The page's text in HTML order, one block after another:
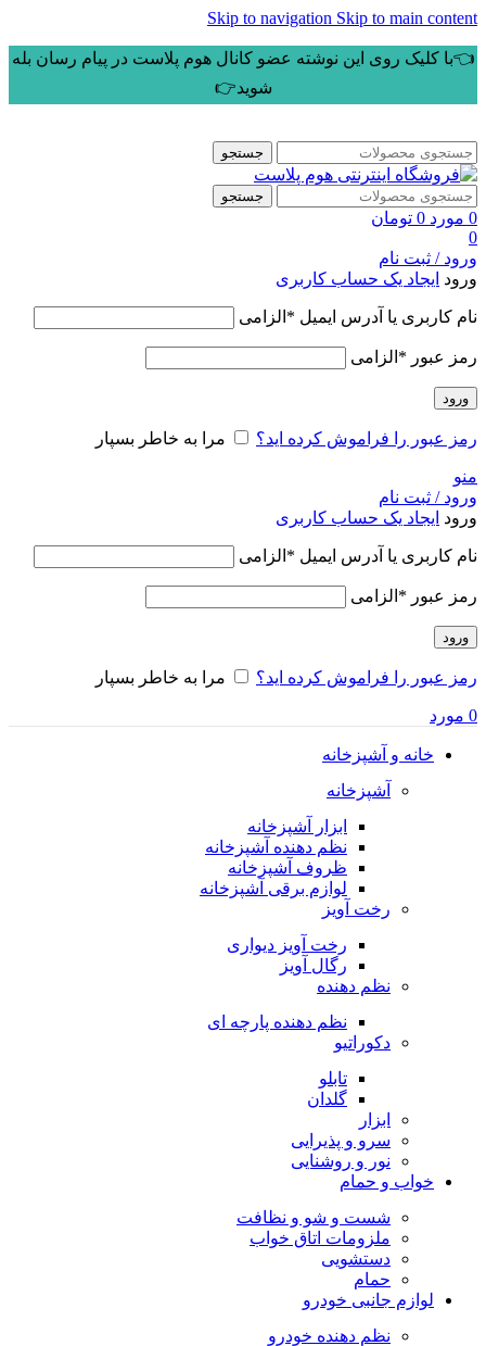
Skip to navigation Skip to main content
👈با کلیک روی این نوشته عضو کانال هوم پلاست در پیام رسان بله
شوید👉
جستجو
جستجو
0 مورد 0 تومان
0
ورود / ثبت نام
ورود ایجاد یک حساب کاربری
نام کاربری یا آدرس ایمیل * الزامی
رمز عبور * الزامی
ورود
رمز عبور را فراموش کرده اید؟ مرا به خاطر بسپار
منو
ورود / ثبت نام
ورود ایجاد یک حساب کاربری
نام کاربری یا آدرس ایمیل * الزامی
رمز عبور * الزامی
ورود
رمز عبور را فراموش کرده اید؟ مرا به خاطر بسپار
0 مورد
خانه و آشپزخانه
آشپزخانه
ابزار آشپزخانه
نظم دهنده آشپزخانه
ظروف آشپزخانه
لوازم برقی آشپزخانه
رخت آویز
رخت آویز دیواری
رگال آویز
نظم دهنده
نظم دهنده پارچه ای
دکوراتیو
تابلو
گلدان
ابزار
سرو و پذیرایی
نور و روشنایی
خواب و حمام
شست و شو و نظافت
ملزومات اتاق خواب
دستشویی
حمام
لوازم جانبی خودرو
نظم دهنده خودرو